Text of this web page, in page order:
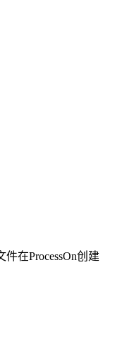
件在ProcessOn创建